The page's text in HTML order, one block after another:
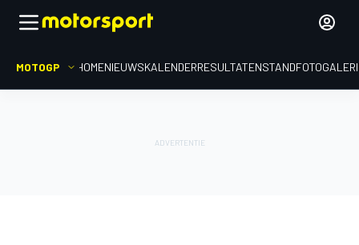
MOTOGP HOMENIEUWSKALENDERRESULTATENSTAND